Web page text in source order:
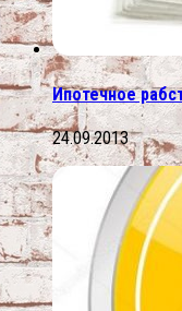
Ипотечное
24.09.2013